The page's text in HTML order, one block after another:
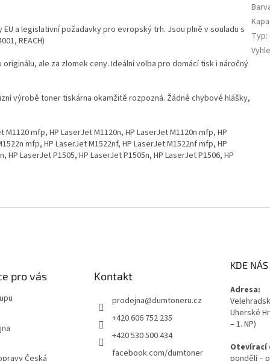
a legislativní požadavky pro evropský trh. Jsou plně v souladu s
REACH)
ale za zlomek ceny. Ideální volba pro domácí tisk i náročný
výrobě toner tiskárna okamžitě rozpozná. Žádné chybové hlášky,
M1120 mfp, HP LaserJet M1120n, HP LaserJet M1120n mfp, HP
mfp, HP LaserJet M1522nf, HP LaserJet M1522nf mfp, HP
HP LaserJet P1505, HP LaserJet P1505n, HP LaserJet P1506, HP
Typ:
pro vás Kontakt
prodejna@dumtoneru.cz
+420 606 752 235
+420 530 500 434
facebook.com/dumtoner
KDE
Adresa:
Uherské
– 1. NP)
Otevírací